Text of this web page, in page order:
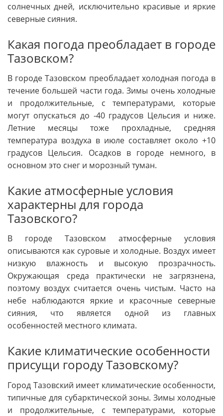
солнечных дней, исключительно красивые и яркие
северные сияния.
Какая погода преобладает в городе
Тазовском?
В городе Тазовском преобладает холодная погода в
течение большей части года. Зимы очень холодные
и продолжительные, с температурами, которые
могут опускаться до -40 градусов Цельсия и ниже.
Летние месяцы тоже прохладные, средняя
температура воздуха в июле составляет около +10
градусов Цельсия. Осадков в городе немного, в
основном это снег и морозный туман.
Какие атмосферные условия
характерны для города
Тазовского?
В городе Тазовском атмосферные условия
описываются как суровые и холодные. Воздух имеет
низкую влажность и высокую прозрачность.
Окружающая среда практически не загрязнена,
поэтому воздух считается очень чистым. Часто на
небе наблюдаются яркие и красочные северные
сияния, что является одной из главных
особенностей местного климата.
Какие климатические особенности
присущи городу Тазовскому?
Город Тазовский имеет климатические особенности,
типичные для субарктической зоны. Зимы холодные
и продолжительные, с температурами, которые